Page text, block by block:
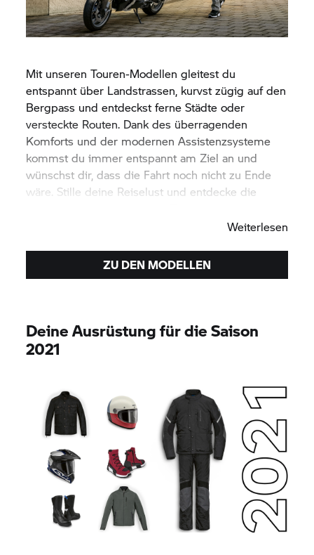
Mit unseren Touren-Modellen gleitest du
entspannt über Landstrassen, kurvst zügig auf den
Bergpass und entdeckst ferne Städte oder
versteckte Routen. Dank des überragenden
Komforts und der modernen Assistenzsysteme
kommst du immer entspannt am Ziel an und
wünschst dir, dass die Fahrt noch nicht zu Ende
wäre. Stille deine Reiselust und entdecke die
Weiterlesen
ZU DEN MODELLEN
Deine Ausrüstung für die Saison
2021